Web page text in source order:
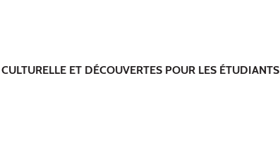
ET DÉCOUVERTES POUR LES ÉTUDIANTS